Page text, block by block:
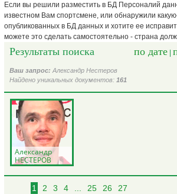
Если вы решили разместить в БД Персоналий
известном Вам спортсмене, или обнаружили
опубликованных в БД данных и хотите ее
можете это сделать самостоятельно - страна
Результаты поиска по дате
Ваш запрос: Александр Нестеров
Найдено уникальных документов: 161
Александр
НЕСТЕРОВ
1 2 3 4 ... 25 26 27